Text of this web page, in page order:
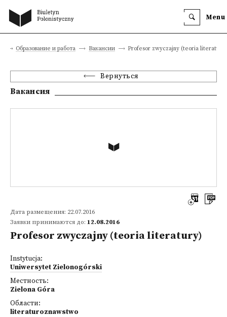
Menu
Образование и работа Вакансии Profesor zwyczajny (teoria literatury)
Вернуться
Вакансия
Дата размещения: 22.07.2016
Заявки принимаются до: 12.08.2016
Profesor zwyczajny (teoria literatury)
Instytucja:
Uniwersytet Zielonogórski
Местность:
Zielona Góra
Области:
literaturoznawstwo